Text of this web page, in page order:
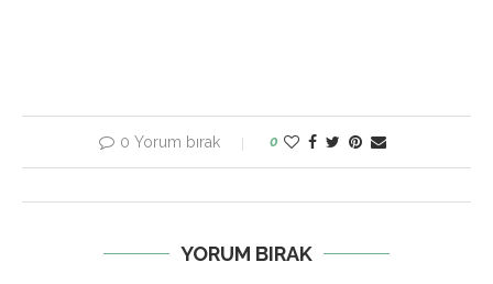
0 Yorum bırak 0
YORUM BIRAK